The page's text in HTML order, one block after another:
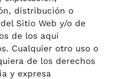
distribución o
Sitio Web y/o de
de los aquí
Cualquier otro uso o
de los derechos
y expresa